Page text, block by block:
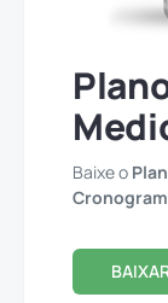
Baixe o